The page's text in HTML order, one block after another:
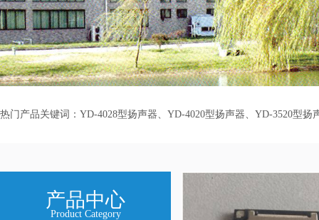
热门产品关键词：YD-4028型扬声器、YD-4020型扬声器、YD-3520型扬
产品中心
Product Category